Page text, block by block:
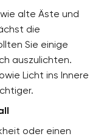
alte Äste und
die
Sie einige
auszulichten.
Licht ins Innere
oder einen